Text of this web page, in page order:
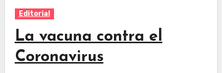
Editorial
La vacuna contra el
Coronavirus